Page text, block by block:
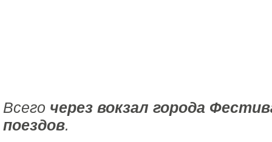
Всего через вокзал города
поездов.